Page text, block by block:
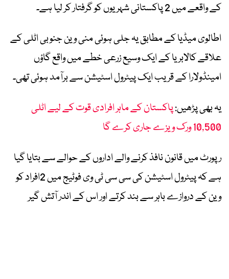
کے واقعے میں 2 پاکستانی شہریوں کو گرفتار کر لیا ہے۔
اطالوی میڈیا کے مطابق یہ جلی ہوئی منی وین جنوبی اٹلی کے
علاقے کالابریا کے ایک وسیع زرعی خطے میں واقع گاؤں
امینڈولارا کے قریب ایک پیٹرول اسٹیشن سے برآمد ہوئی تھی۔
یہ بھی پڑھیں:پاکستان کے ماہر افرادی قوت کے لیے اٹلی
10,500 ورک ویزے جاری کرے گا
رپورٹ میں قانون نافذ کرنے والے اداروں کے حوالے سے بتایا گیا
ہے کہ پیٹرول اسٹیشن کی سی سی ٹی وی فوٹیج میں 2افراد کو
وین کے دروازے باہر سے بند کرتے اور اس کے اندر آتش گیر